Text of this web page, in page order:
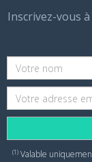
Inscrivez-vous
(1)Valable